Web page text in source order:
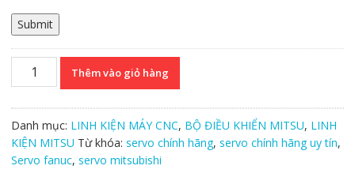
Submit
Servo
Mitsubishi
SVJ3-
20NA
Chính
Thêm vào giỏ hàng
Danh mục: LINH KIỆN MÁY CNC, BỘ ĐIỀU KHIỂN MITSU, LINH
KIỆN MITSU Từ khóa: servo chính hãng, servo chính hãng uy tín,
Servo fanuc, servo mitsubishi